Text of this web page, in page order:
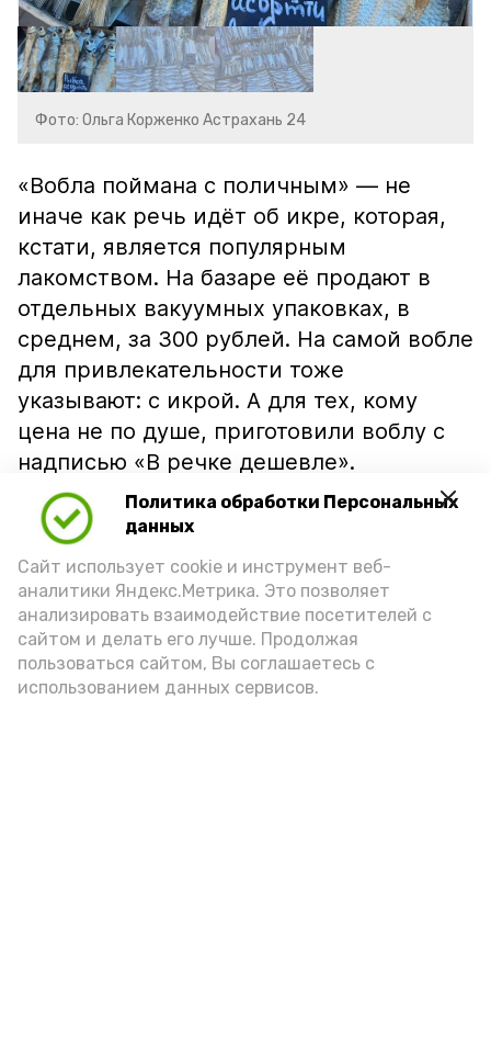
Политика обработки Персональных
данных
Сайт использует cookie и инструмент веб-
аналитики Яндекс.Метрика. Это позволяет
анализировать взаимодействие посетителей с
сайтом и делать его лучше. Продолжая
пользоваться сайтом, Вы соглашаетесь с
использованием данных сервисов.
Фото: Ольга Корженко Астрахань 24
«Вобла поймана с поличным» — не
иначе как речь идёт об икре, которая,
кстати, является популярным
лакомством. На базаре её продают в
отдельных вакуумных упаковках, в
среднем, за 300 рублей. На самой вобле
для привлекательности тоже
указывают: с икрой. А для тех, кому
цена не по душе, приготовили воблу с
надписью «В речке дешевле».